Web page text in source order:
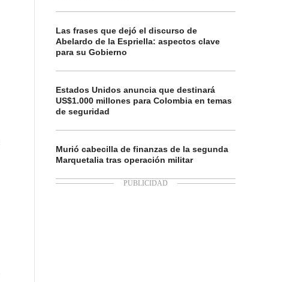
Las frases que dejó el discurso de
Abelardo de la Espriella: aspectos clave
para su Gobierno
Estados Unidos anuncia que destinará
US$1.000 millones para Colombia en temas
de seguridad
Murió cabecilla de finanzas de la segunda
Marquetalia tras operación militar